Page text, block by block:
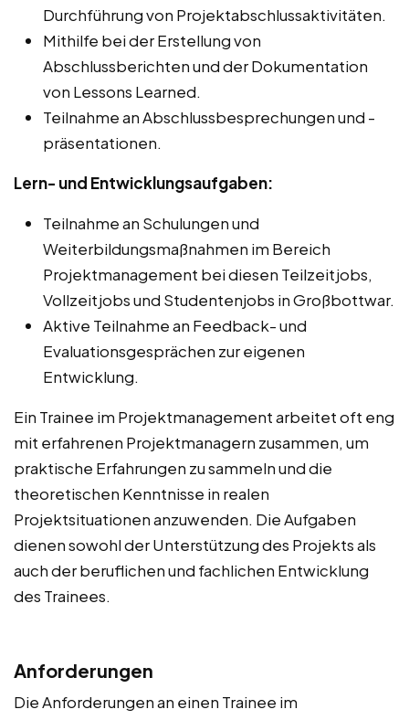
Durchführung von Projektabschlussaktivitäten.
Mithilfe bei der Erstellung von
Abschlussberichten und der Dokumentation
von Lessons Learned.
Teilnahme an Abschlussbesprechungen und -
präsentationen.
Lern- und Entwicklungsaufgaben:
Teilnahme an Schulungen und
Weiterbildungsmaßnahmen im Bereich
Projektmanagement bei diesen Teilzeitjobs,
Vollzeitjobs und Studentenjobs in Großbottwar.
Aktive Teilnahme an Feedback- und
Evaluationsgesprächen zur eigenen
Entwicklung.
Ein Trainee im Projektmanagement arbeitet oft eng
mit erfahrenen Projektmanagern zusammen, um
praktische Erfahrungen zu sammeln und die
theoretischen Kenntnisse in realen
Projektsituationen anzuwenden. Die Aufgaben
dienen sowohl der Unterstützung des Projekts als
auch der beruflichen und fachlichen Entwicklung
des Trainees.
Anforderungen
Die Anforderungen an einen Trainee im